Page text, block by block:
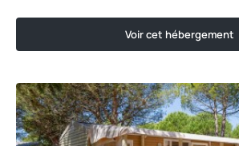
Voir cet hébergement